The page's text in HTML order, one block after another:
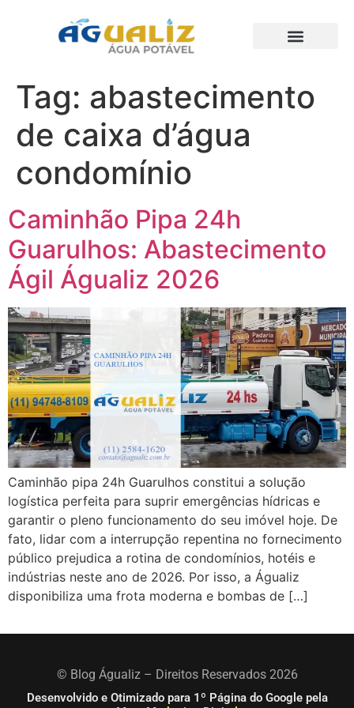
Tag: abastecimento
de caixa d’água
condomínio
Caminhão Pipa 24h
Guarulhos: Abastecimento
Ágil Águaliz 2026
Caminhão pipa 24h Guarulhos constitui a solução
logística perfeita para suprir emergências hídricas e
garantir o pleno funcionamento do seu imóvel hoje. De
fato, lidar com a interrupção repentina no fornecimento
público prejudica a rotina de condomínios, hotéis e
indústrias neste ano de 2026. Por isso, a Águaliz
disponibiliza uma frota moderna e bombas de […]
© Blog Águaliz – Direitos Reservados 2026
Desenvolvido e Otimizado para 1º Página do Google pela